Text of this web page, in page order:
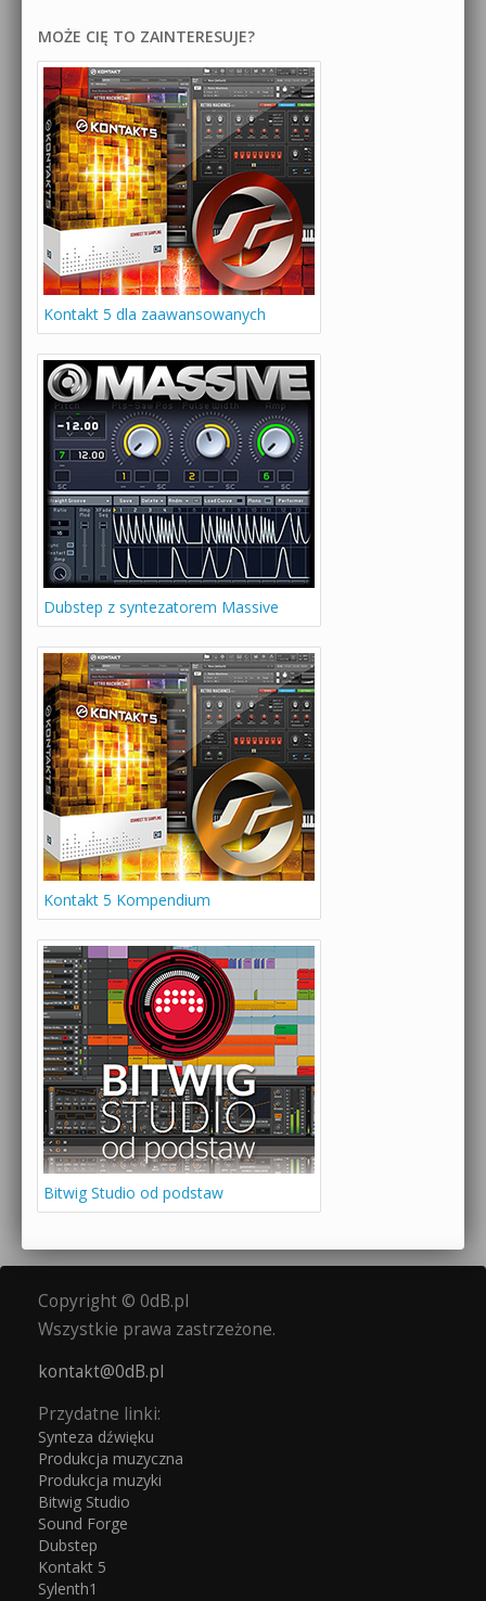
MOŻE CIĘ TO ZAINTERESUJE?
Kontakt 5 dla zaawansowanych
Dubstep z syntezatorem Massive
Kontakt 5 Kompendium
Bitwig Studio od podstaw
Copyright © 0dB.pl
Wszystkie prawa zastrzeżone.
kontakt@0dB.pl
Przydatne linki:
Synteza dźwięku
Produkcja muzyczna
Produkcja muzyki
Bitwig Studio
Sound Forge
Dubstep
Kontakt 5
Sylenth1